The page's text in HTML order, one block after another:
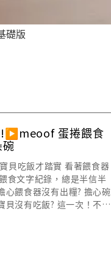
礎版
蛋捲餵食
碗
貝吃飯才踏實 看著餵食器
食文字紀錄，總是半信半
心餵食器沒有出糧? 擔心碗
貝沒有吃飯? 這一次！不看
～